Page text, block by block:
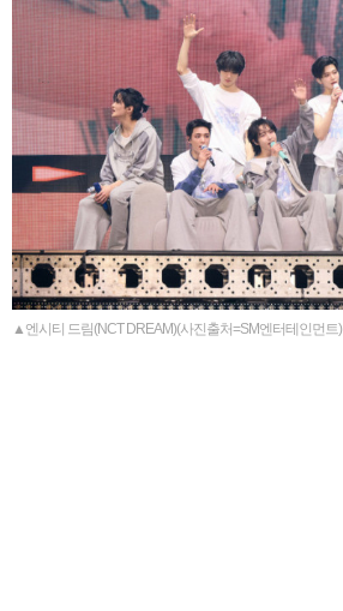
▲엔시티 드림(NCT DREAM)(사진출처=SM엔터테인먼트)